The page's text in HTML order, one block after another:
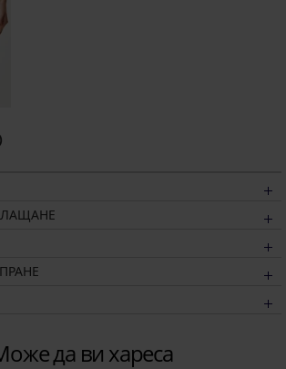
да ви хареса